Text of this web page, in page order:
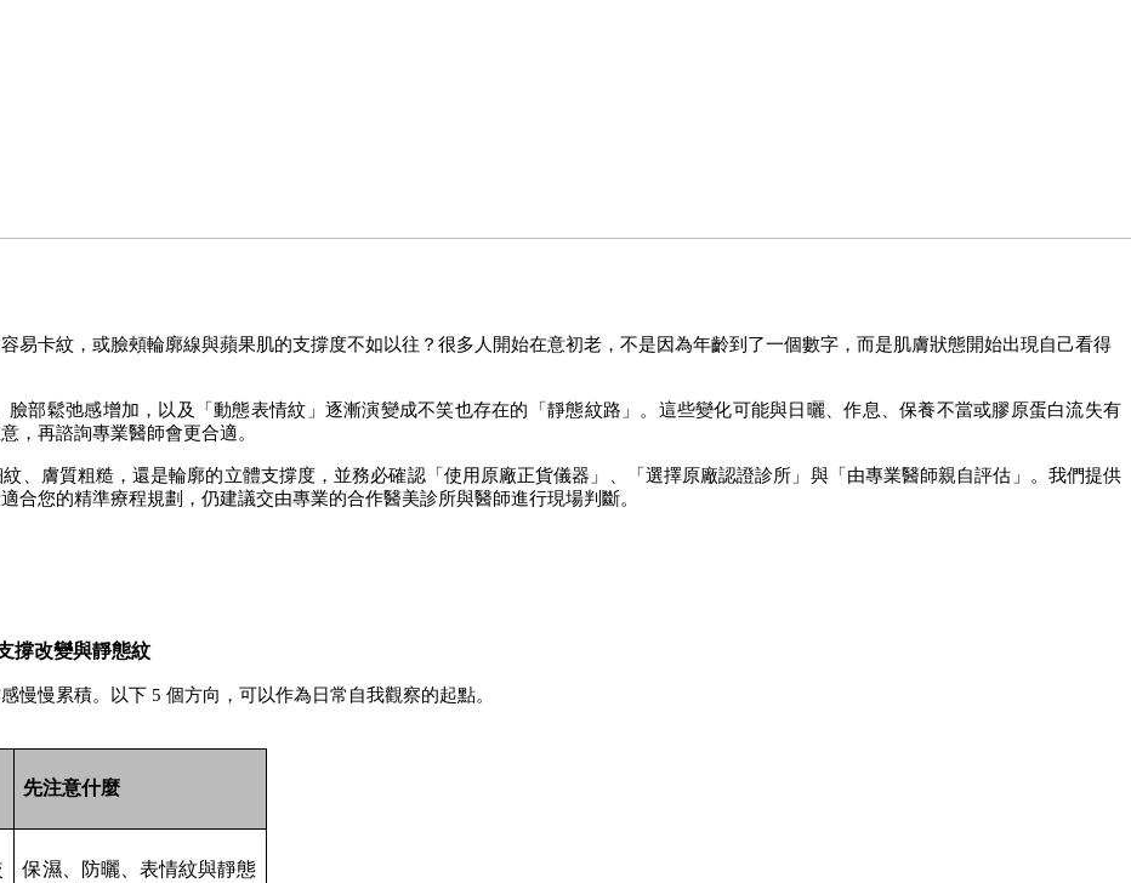
易卡紋，或臉頰輪廓線與蘋果肌的支撐度不如以往？很多人開始在意初老，不是因為年齡到了一個數字，而是肌膚狀態開始出現自己看得
部鬆弛感增加，以及「動態表情紋」逐漸演變成不笑也存在的「靜態紋路」。這些變化可能與日曬、作息、保養不當或膠原蛋白流失有
，再諮詢專業醫師會更合適。
、膚質粗糙，還是輪廓的立體支撐度，並務必確認「使用原廠正貨儀器」、「選擇原廠認證診所」與「由專業醫師親自評估」。我們提供
合您的精準療程規劃，仍建議交由專業的合作醫美診所與醫師進行現場判斷。
慢累積。以下 5 個方向，可以作為日常自我觀察的起點。
先注意什麼
保濕、防曬、表情紋與靜態